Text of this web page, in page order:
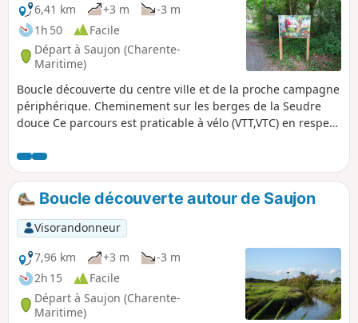
6,41 km
+3 m
-3 m
1h 50
Facile
Départ à Saujon (Charente-
Maritime)
Boucle découverte du centre ville et de la proche campagne
périphérique. Cheminement sur les berges de la Seudre
douce Ce parcours est praticable à vélo (VTT,VTC) en respect
Boucle découverte autour de Saujon
Visorandonneur
7,96 km
+3 m
-3 m
2h 15
Facile
Départ à Saujon (Charente-
Maritime)